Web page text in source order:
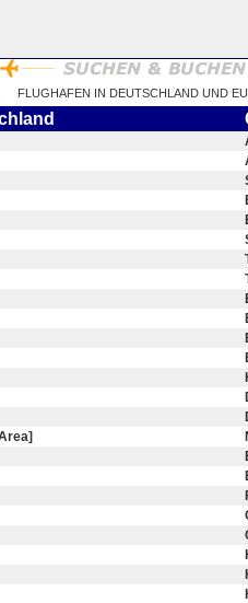
FLUGHAFEN IN DEUTSCHLAND UND